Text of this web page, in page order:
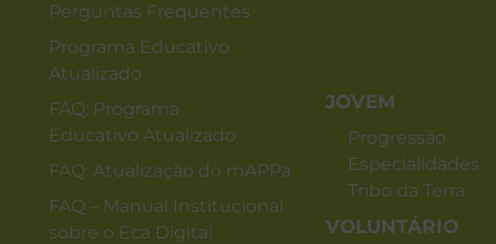
Perguntas Frequentes
Programa Educativo
Atualizado
FAQ: Programa
Educativo Atualizado
FAQ: Atualização do mAPPa
FAQ – Manual Institucional
sobre o Eca Digital
JOVEM
Progressão
Especialidades
Tribo da Terra
VOLUNTÁRIO